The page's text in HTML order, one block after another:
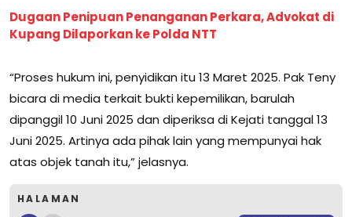
Dugaan Penipuan Penanganan Perkara, Advokat di
Kupang Dilaporkan ke Polda NTT
“Proses hukum ini, penyidikan itu 13 Maret 2025. Pak Teny
bicara di media terkait bukti kepemilikan, barulah
dipanggil 10 Juni 2025 dan diperiksa di Kejati tanggal 13
Juni 2025. Artinya ada pihak lain yang mempunyai hak
atas objek tanah itu,” jelasnya.
HALAMAN